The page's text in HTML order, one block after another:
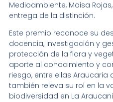
Medioambiente, Maisa
entrega de la distinción.
Este premio reconoce su
docencia, investigación y
protección de la flora y
aporte al conocimiento y
riesgo, entre ellas Araucaria
también releva su rol en la
biodiversidad en La